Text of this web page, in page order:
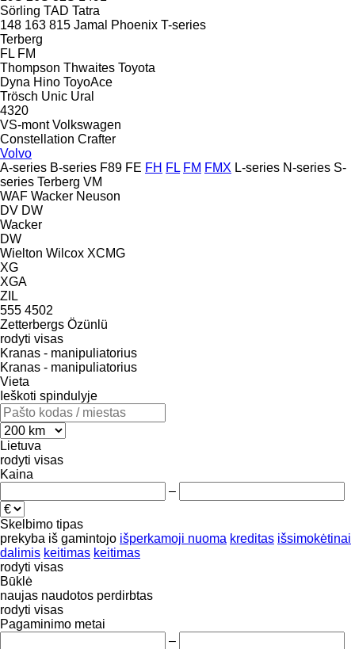
Sörling TAD Tatra
148 163 815 Jamal Phoenix T-series
Terberg
FL FM
Thompson Thwaites Toyota
Dyna Hino ToyoAce
Trösch Unic Ural
4320
VS-mont Volkswagen
Constellation Crafter
Volvo
A-series B-series F89 FE FH FL FM FMX L-series N-series S-
series Terberg VM
WAF Wacker Neuson
DV DW
Wacker
DW
Wielton Wilcox XCMG
XG
XGA
ZIL
555 4502
Zetterbergs Özünlü
rodyti visas
Kranas - manipuliatorius
Kranas - manipuliatorius
Vieta
Ieškoti spindulyje
Lietuva
rodyti visas
Kaina
–
Skelbimo tipas
prekyba iš gamintojo išperkamoji nuoma kreditas išsimokėtinai
dalimis keitimas keitimas
rodyti visas
Būklė
naujas naudotos perdirbtas
rodyti visas
Pagaminimo metai
–